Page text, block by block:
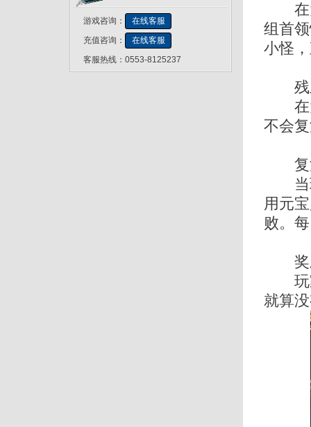
游戏咨询：
在线客服
充值咨询：
在线客服
客服热线：0553-8125237
在大
组首
小怪
残
在大
不会
复
当玩
用元
败。
奖
玩家
就算